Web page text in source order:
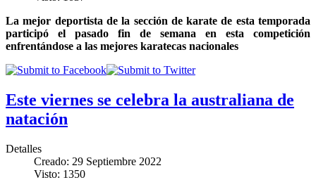
La mejor deportista de la sección de karate de esta temporada
participó el pasado fin de semana en esta competición
enfrentándose a las mejores karatecas nacionales
Este viernes se celebra la australiana de
natación
Detalles
Creado: 29 Septiembre 2022
Visto: 1350